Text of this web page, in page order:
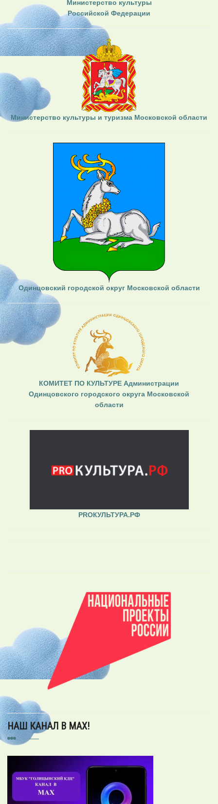
Министерство культуры
Российской Федерации
Министерство культуры и туризма Московской области
Одинцовский городской округ Московской области
КОМИТЕТ ПО КУЛЬТУРЕ Администрации
Одинцовского городского округа Московской
области
PROКУЛЬТУРА.РФ
НАШ КАНАЛ В MAX!